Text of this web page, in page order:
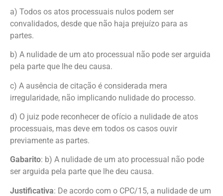
a) Todos os atos processuais nulos podem ser
convalidados, desde que não haja prejuízo para as
partes.
b) A nulidade de um ato processual não pode ser arguida
pela parte que lhe deu causa.
c) A ausência de citação é considerada mera
irregularidade, não implicando nulidade do processo.
d) O juiz pode reconhecer de ofício a nulidade de atos
processuais, mas deve em todos os casos ouvir
previamente as partes.
Gabarito: b) A nulidade de um ato processual não pode
ser arguida pela parte que lhe deu causa.
Justificativa: De acordo com o CPC/15, a nulidade de um